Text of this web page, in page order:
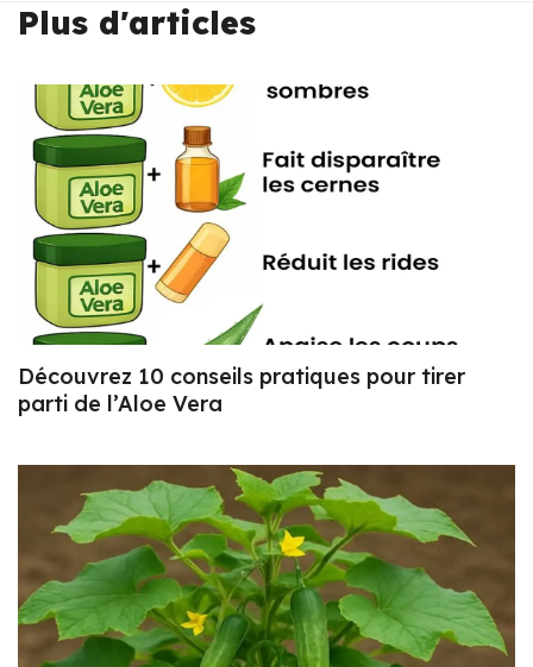
Plus d'articles
Découvrez 10 conseils pratiques pour tirer
parti de l’Aloe Vera